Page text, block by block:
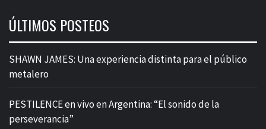
ÚLTIMOS POSTEOS
SHAWN JAMES: Una experiencia distinta para el público
metalero
PESTILENCE en vivo en Argentina: “El sonido de la
perseverancia”